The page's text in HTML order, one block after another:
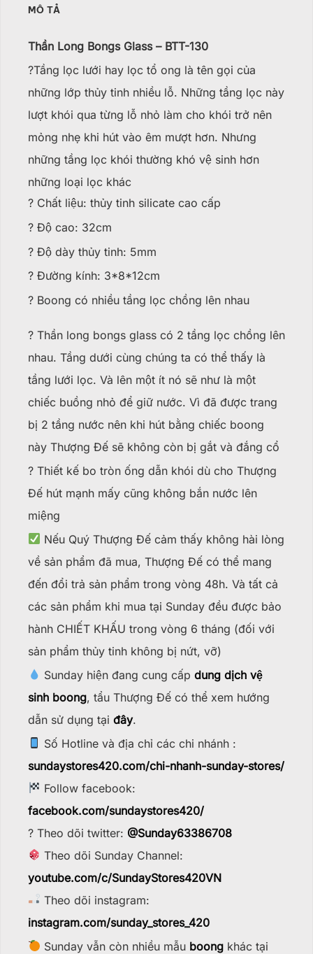
MÔ TẢ
Thần Long Bongs Glass – BTT-130
?Tầng lọc lưới hay lọc tổ ong là tên gọi của
những lớp thủy tinh nhiều lỗ. Những tầng lọc này
lượt khói qua từng lỗ nhỏ làm cho khói trở nên
mỏng nhẹ khi hút vào êm mượt hơn. Nhưng
những tầng lọc khói thường khó vệ sinh hơn
những loại lọc khác
? Chất liệu: thủy tinh silicate cao cấp
? Độ cao: 32cm
? Độ dày thủy tinh: 5mm
? Đường kính: 3*8*12cm
? Boong có nhiều tầng lọc chồng lên nhau
? Thần long bongs glass có 2 tầng lọc chồng lên
nhau. Tầng dưới cùng chúng ta có thể thấy là
tầng lưới lọc. Và lên một ít nó sẽ như là một
chiếc buồng nhỏ để giữ nước. Vì đã được trang
bị 2 tầng nước nên khi hút bằng chiếc boong
này Thượng Đế sẽ không còn bị gắt và đắng cổ
? Thiết kế bo tròn ống dẫn khói dù cho Thượng
Đế hút mạnh mấy cũng không bắn nước lên
miệng
Nếu Quý Thượng Đế cảm thấy không hài lòng
về sản phẩm đã mua, Thượng Đế có thể mang
đến đổi trả sản phẩm trong vòng 48h. Và tất cả
các sản phẩm khi mua tại Sunday đều được bảo
hành CHIẾT KHẤU trong vòng 6 tháng (đối với
sản phẩm thủy tinh không bị nứt, vỡ)
Sunday hiện đang cung cấpdung dịch vệ
sinh boong, tẩu Thượng Đế có thể xem hướng
dẫn sử dụng tại đây.
Số Hotline và địa chỉ các chi nhánh :
sundaystores420.com/chi-nhanh-sunday-stores/
Follow facebook:
facebook.com/sundaystores420/
? Theo dõi twitter: @Sunday63386708
Theo dõi Sunday Channel:
youtube.com/c/SundayStores420VN
Theo dõi instagram:
instagram.com/sunday_stores_420
Sunday vẫn còn nhiều mẫu boong khác tại